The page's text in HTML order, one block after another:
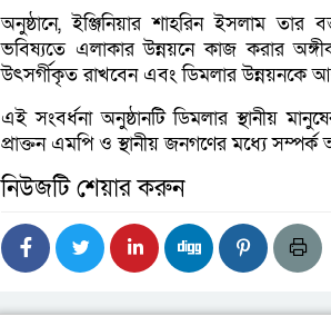
অনুষ্ঠানে, ইঞ্জিনিয়ার শাহরিন ইসলাম
ভবিষ্যতে এলাকার উন্নয়নে কাজ করার
উৎসর্গীকৃত রাখবেন এবং ডিমলার উন্নয়নকে
এই সংবর্ধনা অনুষ্ঠানটি ডিমলার স্থানীয়
প্রাক্তন এমপি ও স্থানীয় জনগণের মধ্যে
নিউজটি শেয়ার করুন